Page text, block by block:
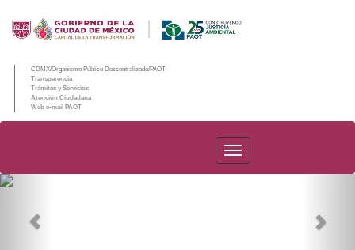
CDMX/Organismo Público Descentralizado/PAOT
Transparencia
Trámites y Servicios
Atención Ciudadana
Web e-mail PAOT
PAOT